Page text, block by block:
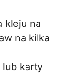
kleju na
na kilka
lub karty